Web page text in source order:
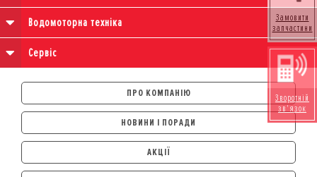
Водомоторна техніка
Сервіс
ПРО КОМПАНІЮ
НОВИНИ І ПОРАДИ
АКЦІЇ
Замовити
запчастини
Зворотній
зв'язок